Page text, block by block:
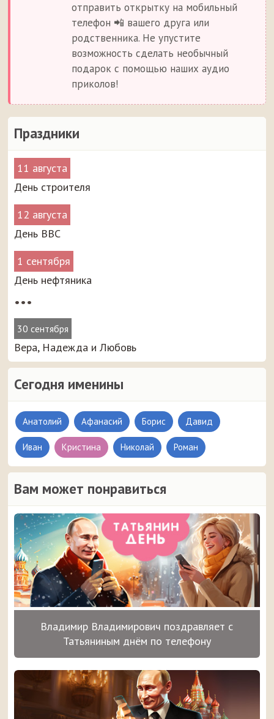
Праздники
11 августа
День строителя
12 августа
День ВВС
1 сентября
День нефтяника
•••
30 сентября
Вера, Надежда и Любовь
Сегодня именины
Анатолий Афанасий Борис Давид
Иван Кристина Николай Роман
Вам может понравиться
Владимир Владимирович поздравляет с
Татьяниным днём по телефону
отправить открытку на мобильный
телефон 📲 вашего друга или
родственника. Не упустите
возможность сделать необычный
подарок с помощью наших аудио
приколов!